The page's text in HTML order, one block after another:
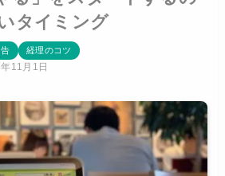
タイミング
経理のコツ
11月1日